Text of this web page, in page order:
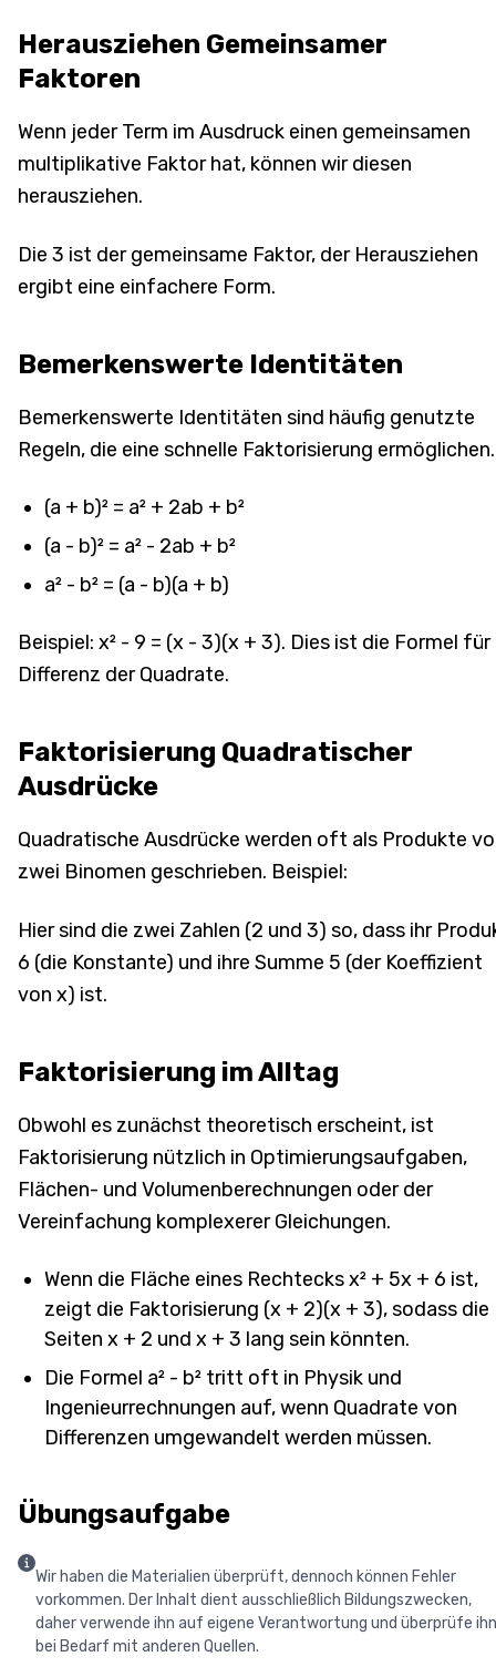
Herausziehen Gemeinsamer
Faktoren
Wenn jeder Term im Ausdruck einen gemeinsamen
multiplikative Faktor hat, können wir diesen
herausziehen.
Die 3 ist der gemeinsame Faktor, der Herausziehen
ergibt eine einfachere Form.
Bemerkenswerte Identitäten
Bemerkenswerte Identitäten sind häufig genutzte
Regeln, die eine schnelle Faktorisierung ermöglichen.
(a + b)² = a² + 2ab + b²
(a - b)² = a² - 2ab + b²
a² - b² = (a - b)(a + b)
Beispiel: x² - 9 = (x - 3)(x + 3). Dies ist die Formel für
Differenz der Quadrate.
Faktorisierung Quadratischer
Ausdrücke
Quadratische Ausdrücke werden oft als Produkte
zwei Binomen geschrieben. Beispiel:
Hier sind die zwei Zahlen (2 und 3) so, dass ihr
6 (die Konstante) und ihre Summe 5 (der Koeffizient
von x) ist.
Faktorisierung im Alltag
Obwohl es zunächst theoretisch erscheint, ist
Faktorisierung nützlich in Optimierungsaufgaben,
Flächen- und Volumenberechnungen oder der
Vereinfachung komplexerer Gleichungen.
Wenn die Fläche eines Rechtecks x² + 5x + 6 ist,
zeigt die Faktorisierung (x + 2)(x + 3), sodass die
Seiten x + 2 und x + 3 lang sein könnten.
Die Formel a² - b² tritt oft in Physik und
Ingenieurrechnungen auf, wenn Quadrate von
Differenzen umgewandelt werden müssen.
Übungsaufgabe
Wir haben die Materialien überprüft, dennoch können Fehler
vorkommen. Der Inhalt dient ausschließlich Bildungszwecken,
daher verwende ihn auf eigene Verantwortung und überprüfe ihn
bei Bedarf mit anderen Quellen.